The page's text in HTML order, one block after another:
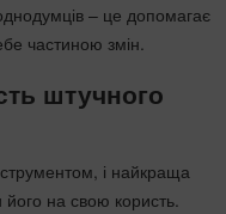
– це допомагає
частиною змін.
штучного
і найкраща
його на свою користь.